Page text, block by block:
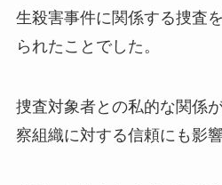
生殺害事件に関係する捜査
られたことでした。
捜査対象者との私的な関係
察組織に対する信頼にも影響